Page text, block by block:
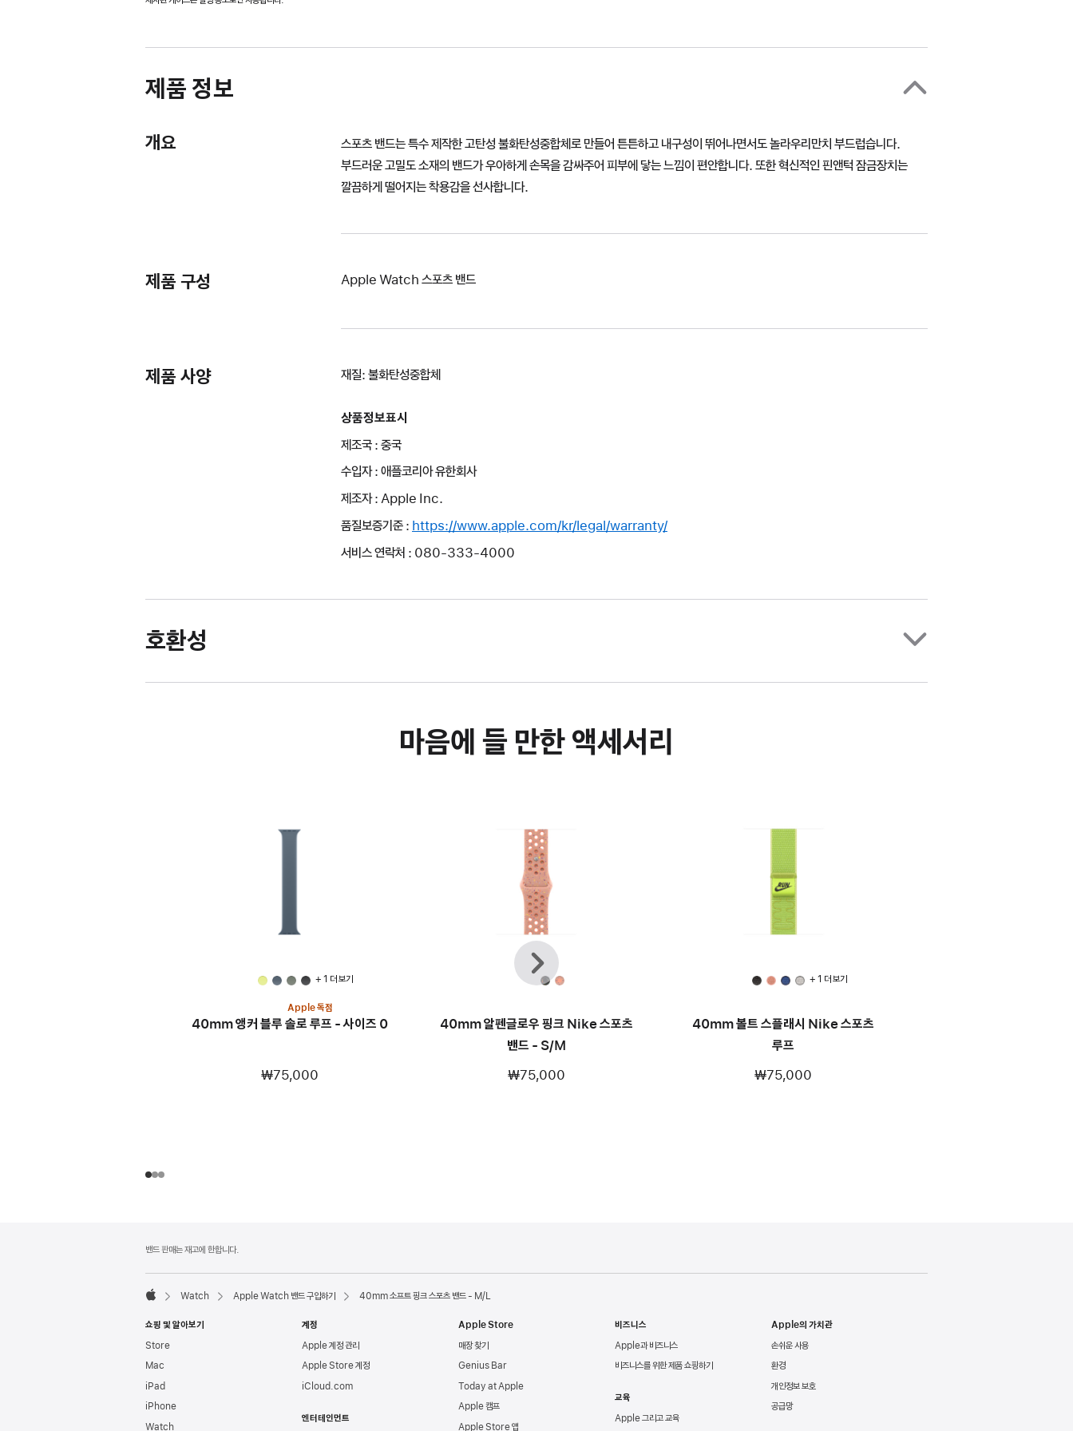
제품 정보
개요
스포츠 밴드는 특수 제작한 고탄성 불화탄성중합체로 만들어 튼튼하고 내구성이 뛰어나면서도 놀라우리만치 부드럽습니다.
부드러운 고밀도 소재의 밴드가 우아하게 손목을 감싸주어 피부에 닿는 느낌이 편안합니다. 또한 혁신적인 핀앤턱 잠금장치는
깔끔하게 떨어지는 착용감을 선사합니다.
제품 구성 Apple Watch 스포츠 밴드
제품 사양 재질: 불화탄성중합체
상품정보표시
제조국 : 중국
수입자 : 애플코리아 유한회사
제조자 : Apple Inc.
품질보증기준 : https://www.apple.com/kr/legal/warranty/
서비스 연락처 : 080-333-4000
호환성
마음에 들 만한 액세서리
+ 1 더 보기
Apple 독점
40mm 앵커 블루 솔로 루프 - 사이즈 0
₩75,000
40mm 알펜글로우 핑크 Nike 스포츠
밴드 - S/M
₩75,000
+ 1 더 보기
40mm 볼트 스플래시 Nike 스포츠
루프
₩75,000
이전
다음
밴드 판매는 재고에 한합니다.
Watch Apple Watch 밴드 구입하기 40mm 소프트 핑크 스포츠 밴드 - M/L
쇼핑 및 알아보기
Store
Mac
iPad
iPhone
Watch
계정
Apple 계정 관리
Apple Store 계정
iCloud.com
엔터테인먼트
Apple Store
매장 찾기
Genius Bar
Today at Apple
Apple 캠프
Apple Store 앱
비즈니스
Apple과 비즈니스
비즈니스를 위한 제품 쇼핑하기
교육
Apple 그리고 교육
Apple의 가치관
손쉬운 사용
환경
개인정보 보호
공급망